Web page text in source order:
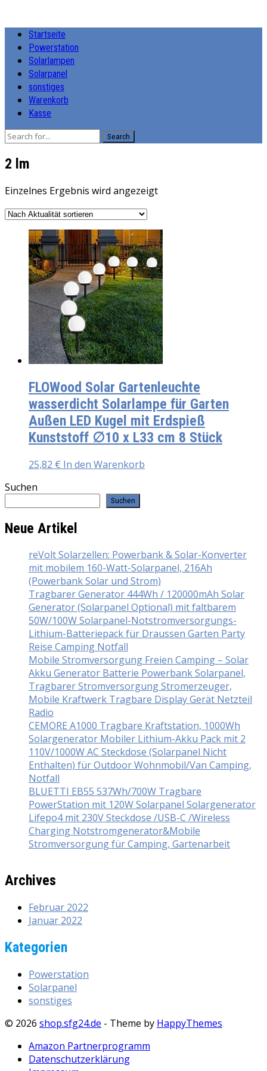
Startseite
Powerstation
Solarlampen
Solarpanel
sonstiges
Warenkorb
Kasse
Search
‎2 lm
Einzelnes Ergebnis wird angezeigt
FLOWood Solar Gartenleuchte
wasserdicht Solarlampe für Garten
Außen LED Kugel mit Erdspieß
Kunststoff ∅10 x L33 cm 8 Stück
25,82 € In den Warenkorb
Suchen
Suchen
Neue Artikel
reVolt Solarzellen: Powerbank & Solar-Konverter
mit mobilem 160-Watt-Solarpanel, 216Ah
(Powerbank Solar und Strom)
Tragbarer Generator 444Wh / 120000mAh Solar
Generator (Solarpanel Optional) mit faltbarem
50W/100W Solarpanel-Notstromversorgungs-
Lithium-Batteriepack für Draussen Garten Party
Reise Camping Notfall
Mobile Stromversorgung Freien Camping – Solar
Akku Generator Batterie Powerbank Solarpanel,
Tragbarer Stromversorgung Stromerzeuger,
Mobile Kraftwerk Tragbare Display Gerät Netzteil
Radio
CEMORE A1000 Tragbare Kraftstation, 1000Wh
Solargenerator Mobiler Lithium-Akku Pack mit 2
110V/1000W AC Steckdose (Solarpanel Nicht
Enthalten) für Outdoor Wohnmobil/Van Camping,
Notfall
BLUETTI EB55 537Wh/700W Tragbare
PowerStation mit 120W Solarpanel Solargenerator
Lifepo4 mit 230V Steckdose /USB-C /Wireless
Charging Notstromgenerator&Mobile
Stromversorgung für Camping, Gartenarbeit
Archives
Februar 2022
Januar 2022
Kategorien
Powerstation
Solarpanel
sonstiges
© 2026 shop.sfg24.de - Theme by HappyThemes
Amazon Partnerprogramm
Datenschutzerklärung